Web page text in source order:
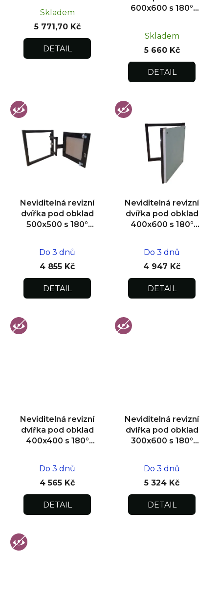
Skladem
5 771,70 Kč
DETAIL
600x600 s 180°
Skladem
5 660 Kč
DETAIL
Neviditelná revizní
dvířka pod obklad
500x500 s 180°
Do 3 dnů
4 855 Kč
DETAIL
Neviditelná revizní
dvířka pod obklad
400x600 s 180°
Do 3 dnů
4 947 Kč
DETAIL
Neviditelná revizní
dvířka pod obklad
400x400 s 180°
Do 3 dnů
4 565 Kč
DETAIL
Neviditelná revizní
dvířka pod obklad
300x600 s 180°
Do 3 dnů
5 324 Kč
DETAIL